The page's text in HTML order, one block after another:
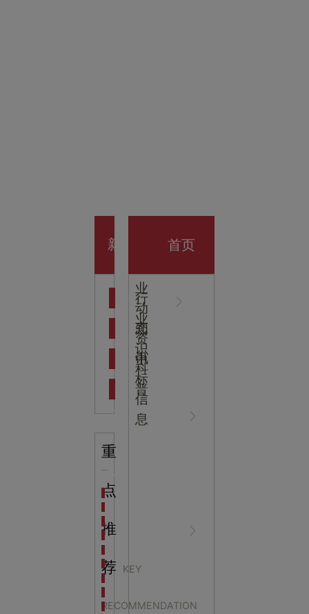
开业大
吉
新
心
NEWS
CENTER
业
动
态
行
业
资
讯
知
识
科
普
中
标
信
息
重
点
推
荐 KEY
RECOMMENDATION
海洋馆设计建设方案：展示内容和互动体验设计
非遗文化展厅设计要点：展厅布局策展技巧和创新元
航空航天科技馆设计思路：如何设计促进公众的兴趣
目前科技馆的展示内容主要包含哪些几个方面？
首页